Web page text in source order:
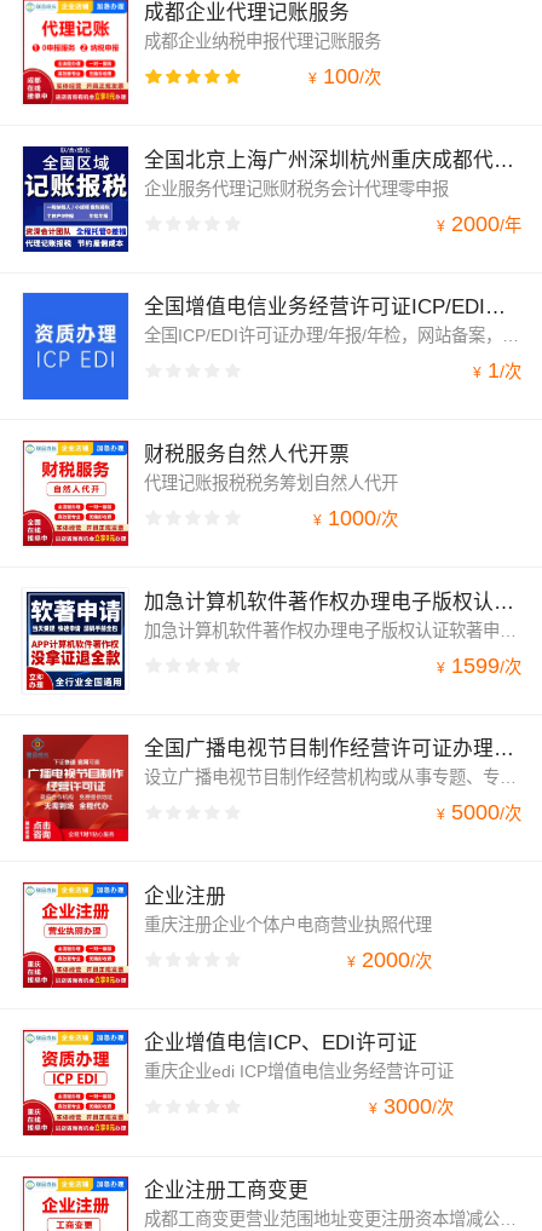
成都企业代理记账服务
成都企业纳税申报代理记账服务
¥ 100/次
全国北京上海广州深圳杭州重庆成都代理记账财税务会计代理零申报
企业服务代理记账财税务会计代理零申报
¥ 2000/年
全国增值电信业务经营许可证ICP/EDI加急办理
全国ICP/EDI许可证办理/年报/年检，网站备案，ICP许可证代办，ICP备案，ICP域名加急备案，ICP经营许可证，全国更多城市办理！说明：由于各省份资质审核要求差异，服务费用不尽相同；最快3个工作日提交，提交后5个工作日被受理，受理后有关部门将正式审核并出证；咨询服务费用不包含办理过程中可能涉及的的第三方需要收取的相关费用。
¥ 1/次
财税服务自然人代开票
代理记账报税税务筹划自然人代开
¥ 1000/次
加急计算机软件著作权办理电子版权认证软著申请app上架下证无忧
¥ 1599/次
全国广播电视节目制作经营许可证办理年检加急网络传播视听商演
设立广播电视节目制作经营机构或从事专题、专栏、综艺、动画片、广播剧、电视剧等广播电视节目的制作和节目版权的交易、代理交易等活动的行为就需要申请广播电视节目制作经营许可证，简称广播电视节目制作许可证。
¥ 5000/次
企业注册
重庆注册企业个体户电商营业执照代理
¥ 2000/次
企业增值电信ICP、EDI许可证
重庆企业edi ICP增值电信业务经营许可证
¥ 3000/次
企业注册工商变更
成都工商变更营业范围地址变更注册资本增减公司注册营业执照代办